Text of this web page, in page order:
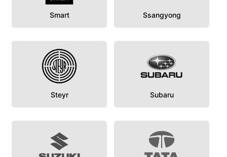
Smart Ssangyong
Steyr Subaru